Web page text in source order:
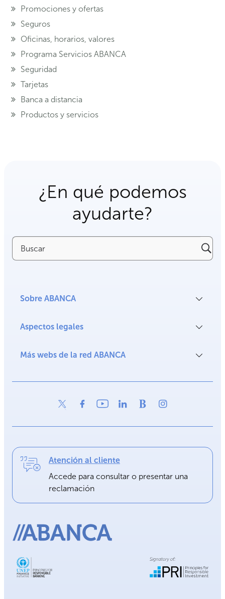
Promociones y ofertas
Seguros
Oficinas, horarios, valores
Programa Servicios ABANCA
Seguridad
Tarjetas
Banca a distancia
Productos y servicios
¿En qué podemos
ayudarte?
Buscar
Sobre ABANCA
Aspectos legales
Más webs de la red ABANCA
Atención al cliente
Accede para consultar o presentar una
reclamación